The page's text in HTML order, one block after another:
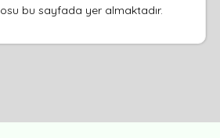
bu sayfada yer almaktadır.